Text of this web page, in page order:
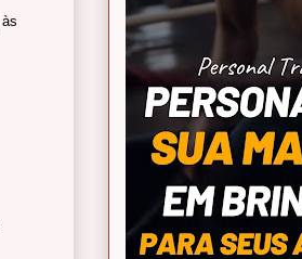
às